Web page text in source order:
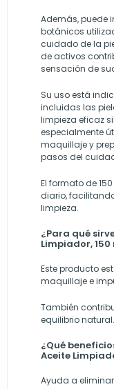
Además, puede
botánicos
cuidado de la
de activos
sensación de
Su uso está
incluidas las
limpieza eficaz
especialmente
maquillaje y
pasos del
El formato de
diario,
limpieza.
¿Para qué
Limpiador, 150
Este producto
maquillaje e
También
equilibrio natural.
¿Qué
Aceite
Ayuda a